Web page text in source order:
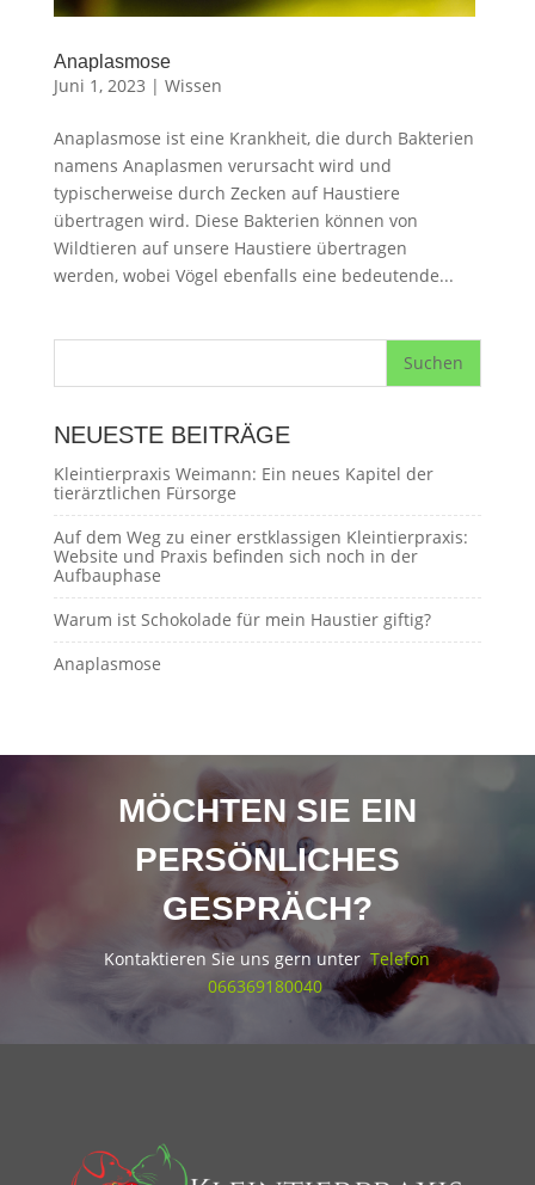
Anaplasmose
Juni 1, 2023 | Wissen
Anaplasmose ist eine Krankheit, die durch Bakterien
namens Anaplasmen verursacht wird und
typischerweise durch Zecken auf Haustiere
übertragen wird. Diese Bakterien können von
Wildtieren auf unsere Haustiere übertragen
werden, wobei Vögel ebenfalls eine bedeutende...
NEUESTE BEITRÄGE
Kleintierpraxis Weimann: Ein neues Kapitel der
tierärztlichen Fürsorge
Auf dem Weg zu einer erstklassigen Kleintierpraxis:
Website und Praxis befinden sich noch in der
Aufbauphase
Warum ist Schokolade für mein Haustier giftig?
Anaplasmose
MÖCHTEN SIE EIN
PERSÖNLICHES
GESPRÄCH?
Kontaktieren Sie uns gern unterTelefon
066369180040